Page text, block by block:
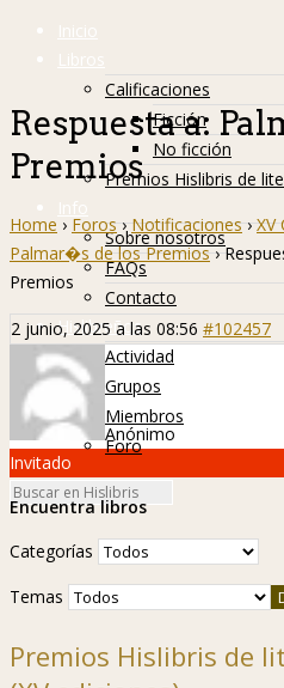
Inicio
Libros
Calificaciones
Ficción
No ficción
Premios Hislibris de
Info
Sobre nosotros
FAQs
Contacto
Hislibreños
Actividad
Grupos
Miembros
Foro
Respuesta a:
Premios
Home › Foros › Notificaciones › XV
Palmar�s de los Premios ›
Premios
2 junio, 2025 a las 08:56 #102457
Anónimo
Invitado
Encuentra libros
Categorías
Temas
Premios Hislibris de